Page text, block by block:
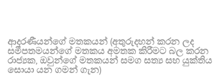
ආදරණීයන්ගේ මතකයන් (අතුරුදහන් කරන ලද
සමීපතමයන්ගේ මතකය අමතක කිරීමට බල කරන
රාජ්‍යක, ඔවුන්ගේ මතකයන් සමග සත්‍ය සහ යුක්තිය
සොයා යන ගමන් ගැන)